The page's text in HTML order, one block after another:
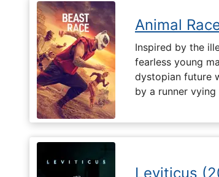
Animal
Inspired by the
fearless young
dystopian future
by a runner
Leviticus